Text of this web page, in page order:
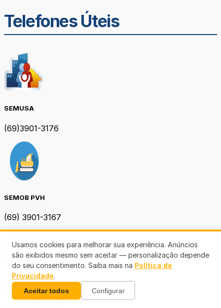
Telefones Úteis
SEMUSA
(69)3901-3176
SEMOB PVH
(69) 3901-3167
CERO
Usamos cookies para melhorar sua experiência. Anúncios
são exibidos mesmo sem aceitar — personalização depende
do seu consentimento. Saiba mais na Política de
Privacidade.
Aceitar todos Configurar